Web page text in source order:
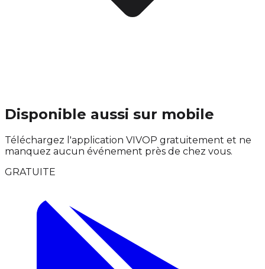
Disponible aussi sur mobile
Téléchargez l'application VIVOP gratuitement et ne
manquez aucun événement près de chez vous.
GRATUITE